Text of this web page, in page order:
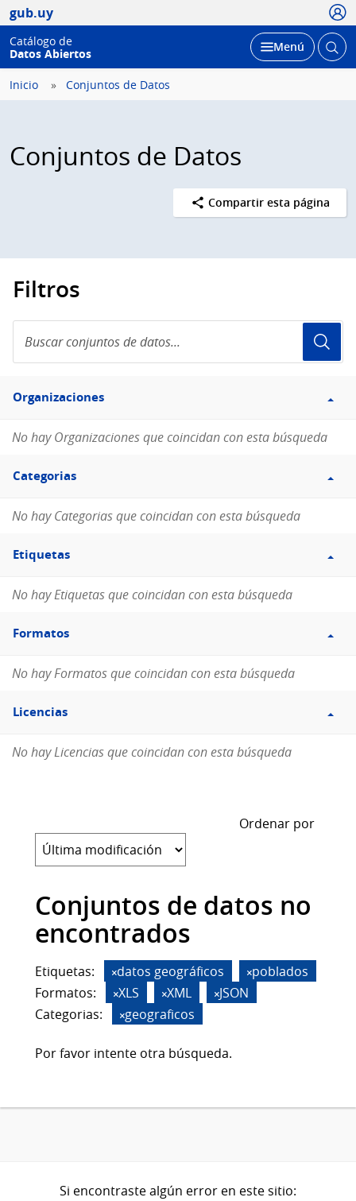
gub.uy
Catálogo de
Datos Abiertos
Desplegar
Menú Abrir
Inicio Conjuntos de Datos
Conjuntos de Datos
Compartir esta página
Filtros
conjuntos
de
Filtro
Organizaciones
Organizaciones
No hay Organizaciones que coincidan con esta búsqueda
Filtro
Categorias
Categorias
No hay Categorias que coincidan con esta búsqueda
Filtro
Etiquetas
Etiquetas
No hay Etiquetas que coincidan con esta búsqueda
Filtro
Formatos
Formatos
No hay Formatos que coincidan con esta búsqueda
Filtro
Licencias
Licencias
No hay Licencias que coincidan con esta búsqueda
Ordenar por
Conjuntos de datos no
encontrados
Etiquetas: datos geográficos
poblados
Formatos:
XLS XML
JSON
Categorias:
geograficos
Por favor intente otra búsqueda.
Si encontraste algún error en este sitio: